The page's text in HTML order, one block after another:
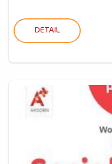
DETAIL